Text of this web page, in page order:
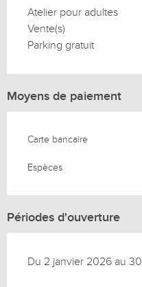
Atelier pour adultes
Vente(s)
Parking gratuit
Moyens de paiement
Carte bancaire
Espèces
Périodes d'ouverture
Du 2 janvier 2026 au